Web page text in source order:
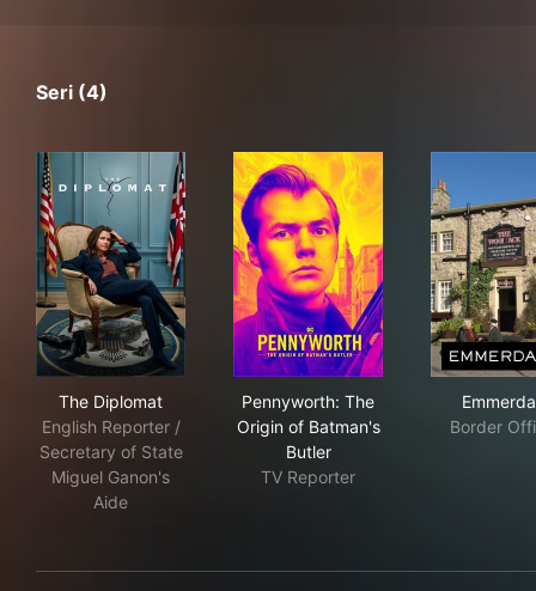
Seri (4)
The Diplomat
English Reporter /
Secretary of State
Miguel Ganon's
Aide
Pennyworth: The
Origin of Batman's
Butler
TV Reporter
Border